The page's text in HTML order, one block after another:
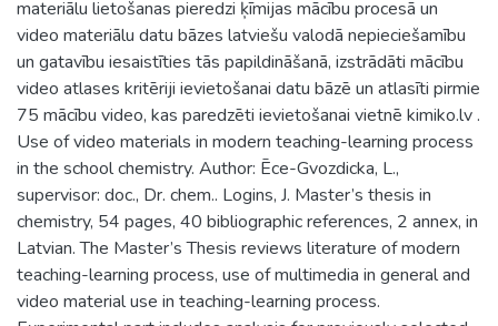
materiālu lietošanas pieredzi ķīmijas mācību procesā un
video materiālu datu bāzes latviešu valodā nepieciešamību
un gatavību iesaistīties tās papildināšanā, izstrādāti mācību
video atlases kritēriji ievietošanai datu bāzē un atlasīti pirmie
75 mācību video, kas paredzēti ievietošanai vietnē kimiko.lv .
Use of video materials in modern teaching-learning process
in the school chemistry. Author: Ēce-Gvozdicka, L.,
supervisor: doc., Dr. chem.. Logins, J. Master’s thesis in
chemistry, 54 pages, 40 bibliographic references, 2 annex, in
Latvian. The Master’s Thesis reviews literature of modern
teaching-learning process, use of multimedia in general and
video material use in teaching-learning process.